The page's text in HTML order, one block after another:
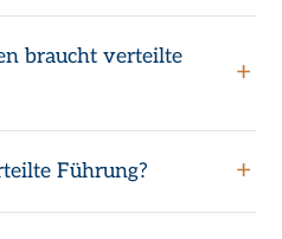
braucht verteilte
Führung?